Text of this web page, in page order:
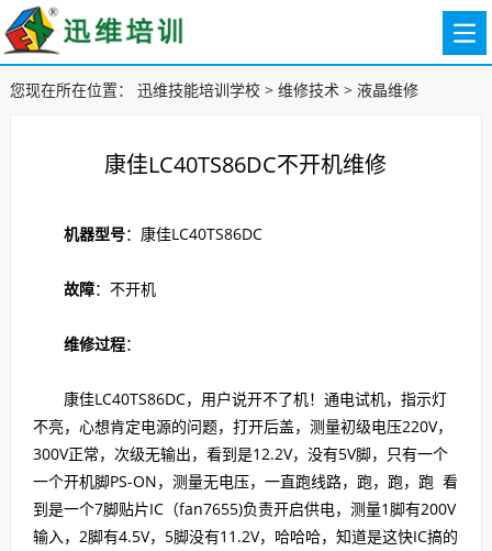
您现在所在位置： 迅维技能培训学校> 维修技术> 液晶维修
康佳LC40TS86DC不开机维修
机器型号：康佳LC40TS86DC
故障：不开机
维修过程：
康佳LC40TS86DC，用户说开不了机！通电试机，指示灯
不亮，心想肯定电源的问题，打开后盖，测量初级电压220V，
300V正常，次级无输出，看到是12.2V，没有5V脚，只有一个
一个开机脚PS-ON，测量无电压，一直跑线路，跑，跑，跑 看
到是一个7脚贴片IC（fan7655)负责开启供电，测量1脚有200V
输入，2脚有4.5V，5脚没有11.2V，哈哈哈，知道是这快IC搞的